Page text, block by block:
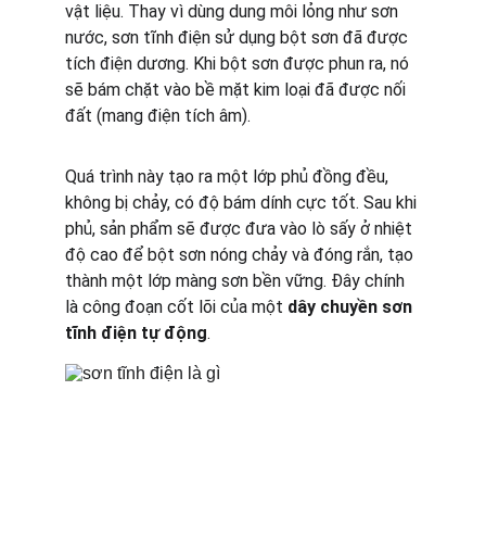
vật liệu. Thay vì dùng dung môi lỏng như sơn
nước, sơn tĩnh điện sử dụng bột sơn đã được
tích điện dương. Khi bột sơn được phun ra, nó
sẽ bám chặt vào bề mặt kim loại đã được nối
đất (mang điện tích âm).
Quá trình này tạo ra một lớp phủ đồng đều,
không bị chảy, có độ bám dính cực tốt. Sau khi
phủ, sản phẩm sẽ được đưa vào lò sấy ở nhiệt
độ cao để bột sơn nóng chảy và đóng rắn, tạo
thành một lớp màng sơn bền vững. Đây chính
là công đoạn cốt lõi của một dây chuyền sơn
tĩnh điện tự động.